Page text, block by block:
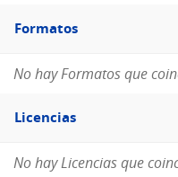
Filtro
Formatos
Formatos
No hay Formatos que
Filtro
Licencias
Licencias
No hay Licencias que